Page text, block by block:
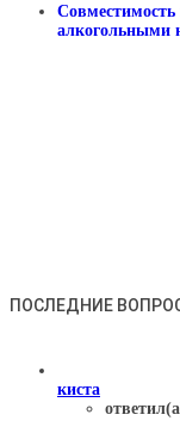
Совместимость
алкогольными
ПОСЛЕДНИЕ
киста